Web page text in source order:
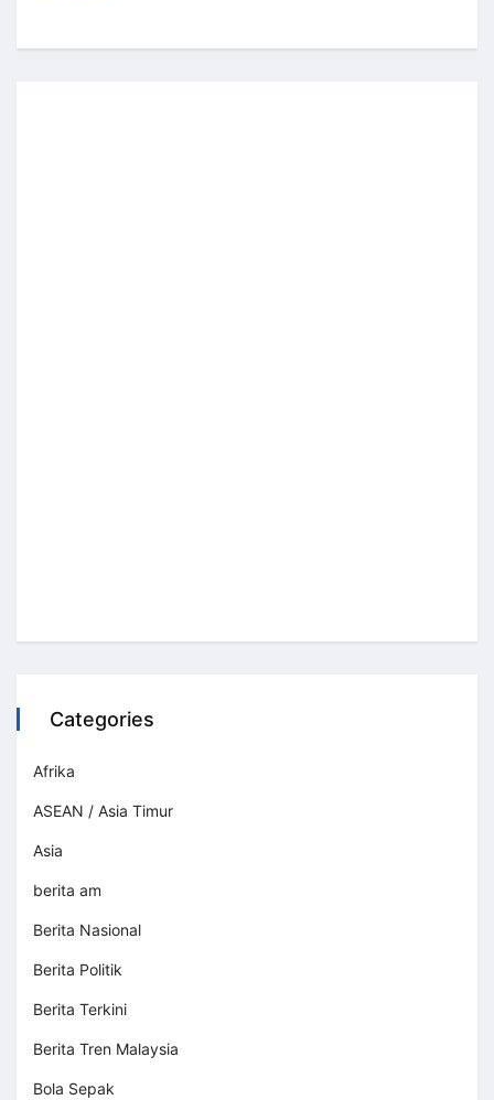
Categories
Afrika
ASEAN / Asia Timur
Asia
berita am
Berita Nasional
Berita Politik
Berita Terkini
Berita Tren Malaysia
Bola Sepak